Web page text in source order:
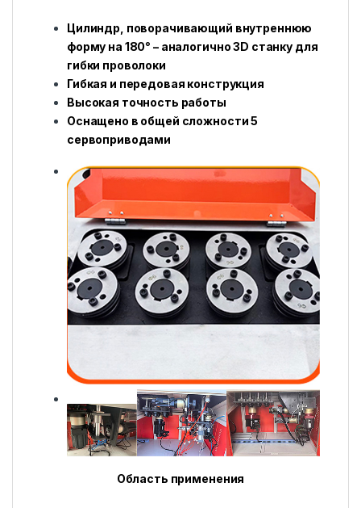
Цилиндр, поворачивающий внутреннюю
форму на 180° – аналогично 3D станку для
гибки проволоки
Гибкая и передовая конструкция
Высокая точность работы
Оснащено в общей сложности 5
сервоприводами
Область применения